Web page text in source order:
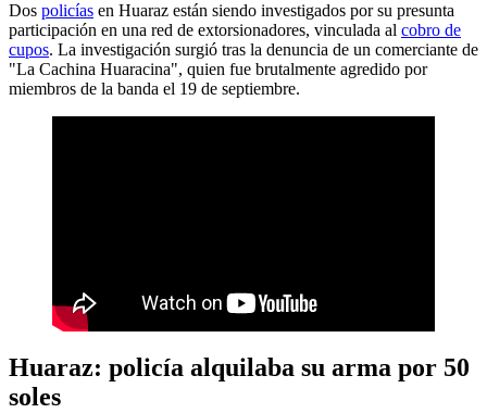
Dos policías en Huaraz están siendo investigados por su presunta
participación en una red de extorsionadores, vinculada al cobro de
cupos. La investigación surgió tras la denuncia de un comerciante de
"La Cachina Huaracina", quien fue brutalmente agredido por
miembros de la banda el 19 de septiembre.
Huaraz: policía alquilaba su arma por 50
soles